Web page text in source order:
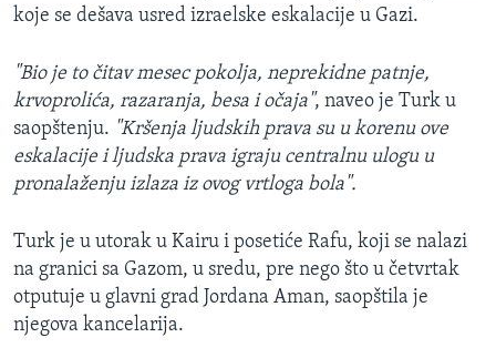
koje se dešava usred izraelske eskalacije u Gazi.
"Bio je to čitav mesec pokolja, neprekidne patnje,
krvoprolića, razaranja, besa i očaja", naveo je Turk u
saopštenju. "Kršenja ljudskih prava su u korenu ove
eskalacije i ljudska prava igraju centralnu ulogu u
pronalaženju izlaza iz ovog vrtloga bola".
Turk je u utorak u Kairu i posetiće Rafu, koji se nalazi
na granici sa Gazom, u sredu, pre nego što u četvrtak
otputuje u glavni grad Jordana Aman, saopštila je
njegova kancelarija.